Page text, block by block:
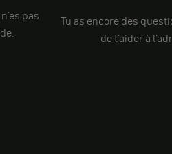
pas
Tu as encore des
de t'aider à